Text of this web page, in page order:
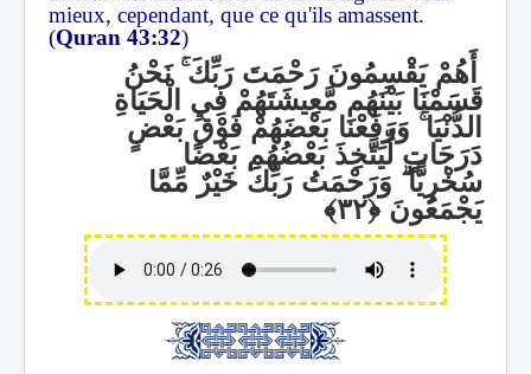
mieux, cependant, que ce qu'ils amassent.
(Quran 43:32)
أَهُمْ يَقْسِمُونَ رَحْمَتَ رَبِّكَۚنَحْنُ
قَسَمْنَا بَيْنَهُم مَّعِيشَتَهُمْ فِي الْحَيَاةِ
الدُّنْيَاۚ وَرَفَعْنَا بَعْضَهُمْ فَوْقَ بَعْضٍ
دَرَجَاتٍ لِّيَتَّخِذَ بَعْضُهُم بَعْضًا
سُخْرِيًّاۗ وَرَحْمَتُ رَبِّكَ خَيْرٌ مِّمَّا
يَجْمَعُونَ